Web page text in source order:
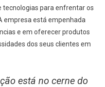
para enfrentar os
empresa está empenhada
e em oferecer produtos
dos seus clientes em
está no cerne do